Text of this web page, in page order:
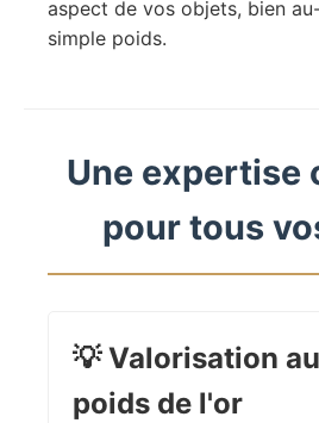
aspect de vos objets, bien
simple poids.
Une expertise
pour tous
💡Valorisation
poids de l'or